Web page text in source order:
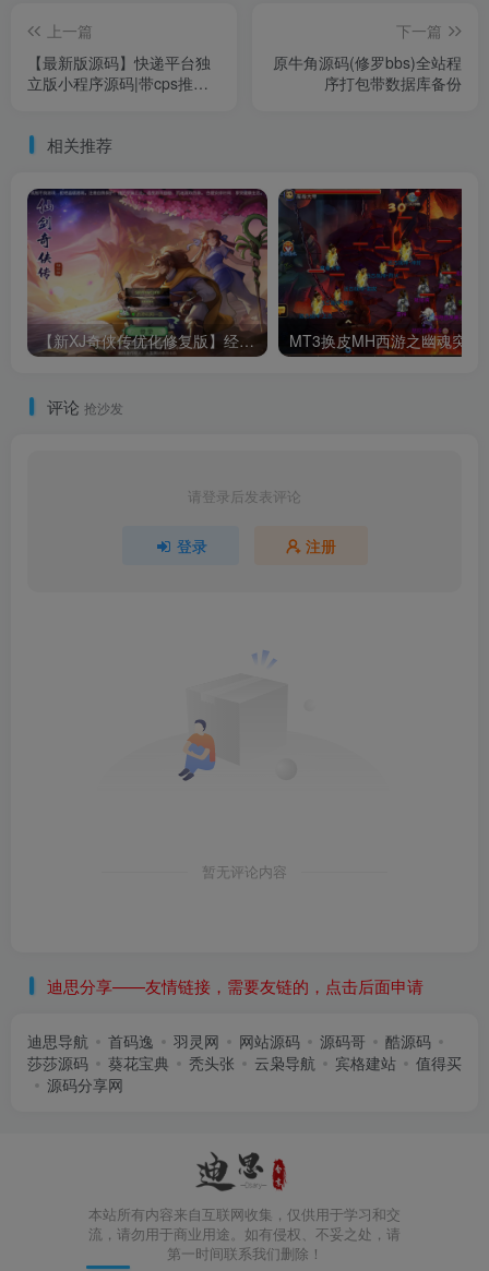
上一篇
【最新版源码】快递平台独
立版小程序源码|带cps推广
下一篇
原牛角源码(修罗bbs)全站程
序打包带数据库备份
相关推荐
【新XJ奇侠传优化修复版】经典武侠江湖3D新国风MMORPG剧情扮演手游-最新整理单机一键即玩镜像端-打包Linux服务端源码视频架设教程-安卓版本！
评论 抢沙发
请登录后发表评论
登录 注册
暂无评论内容
迪思分享——友情链接，需要友链的，点击后面申请
迪思导航 首码逸 羽灵网 网站源码 源码哥
酷源码
莎莎源码
葵花宝典 秃头张 云枭导航 宾格建站
值得买
源码分享网
本站所有内容来自互联网收集，仅供用于学习和交
流，请勿用于商业用途。如有侵权、不妥之处，请
第一时间联系我们删除！